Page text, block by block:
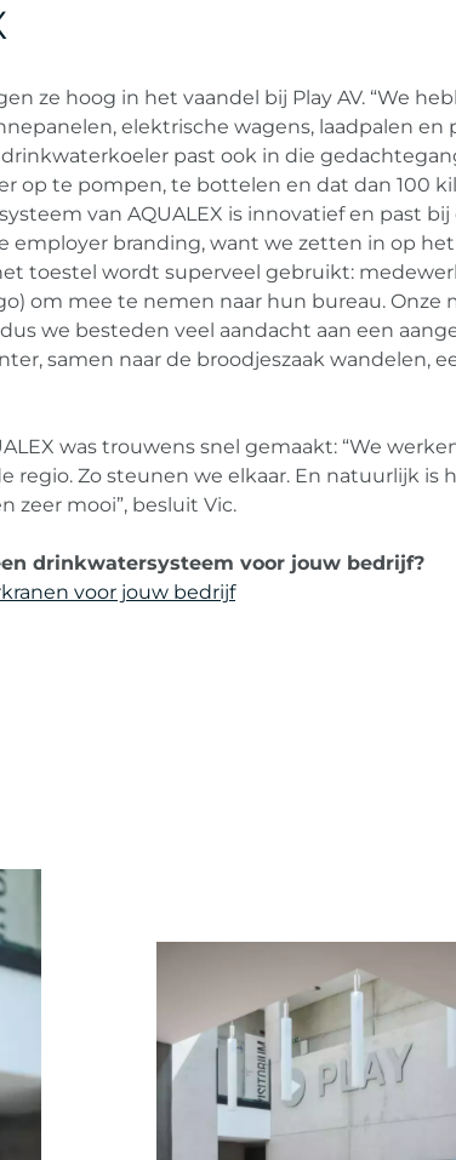
ze hoog in het vaandel bij Play AV. “We
elektrische wagens, laadpalen en
past ook in die
op te pompen, te bottelen en dat dan 100
van AQUALEX is innovatief en past
employer branding, want we zetten in op
toestel wordt superveel gebruikt:
om mee te nemen naar hun bureau. Onze
we besteden veel aandacht aan een
samen naar de broodjeszaak wandelen,
was trouwens snel gemaakt: “We
regio. Zo steunen we elkaar. En natuurlijk is
zeer mooi”, besluit Vic.
drinkwatersysteem voor jouw bedrijf?
voor jouw bedrijf